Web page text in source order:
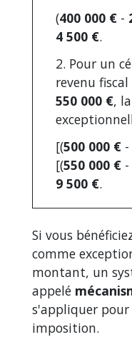
(400 000 € -
4 500 €.
2. Pour un
revenu
550 000 €,
[(500 000 € -
[(550 000 € -
9 500 €.
Si vous
comme
montant, un
appelé
s'appliquer
imposition.